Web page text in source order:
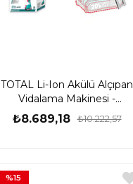
TOTAL Li-Ion Akülü Alçıpan
Vidalama Makinesi -
TDSLI204200-1
₺8.689,18 ₺10.222,57
%15